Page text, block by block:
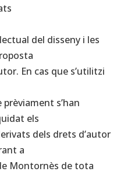
del disseny i les
En cas que s’utilitzi
s’han
els
dels drets d’autor
a
Montornès de tota